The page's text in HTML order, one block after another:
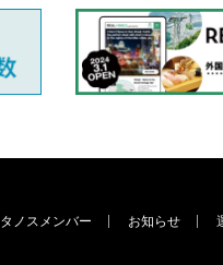
タノスメンバー お知らせ